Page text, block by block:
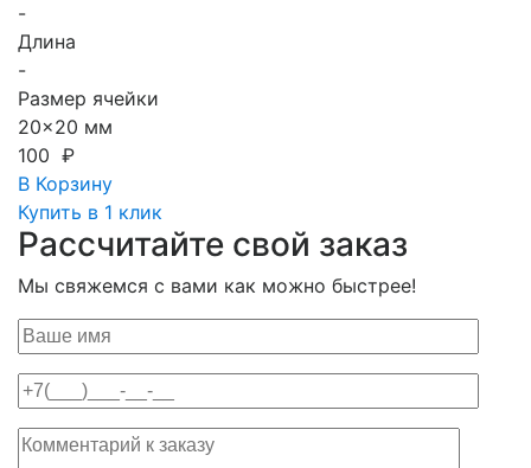
-
Длина
-
Размер ячейки
20x20 мм
100 ₽
В Корзину
Купить в 1 клик
Рассчитайте свой заказ
Мы свяжемся с вами как можно быстрее!